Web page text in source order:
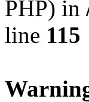
PHP) in
line 115